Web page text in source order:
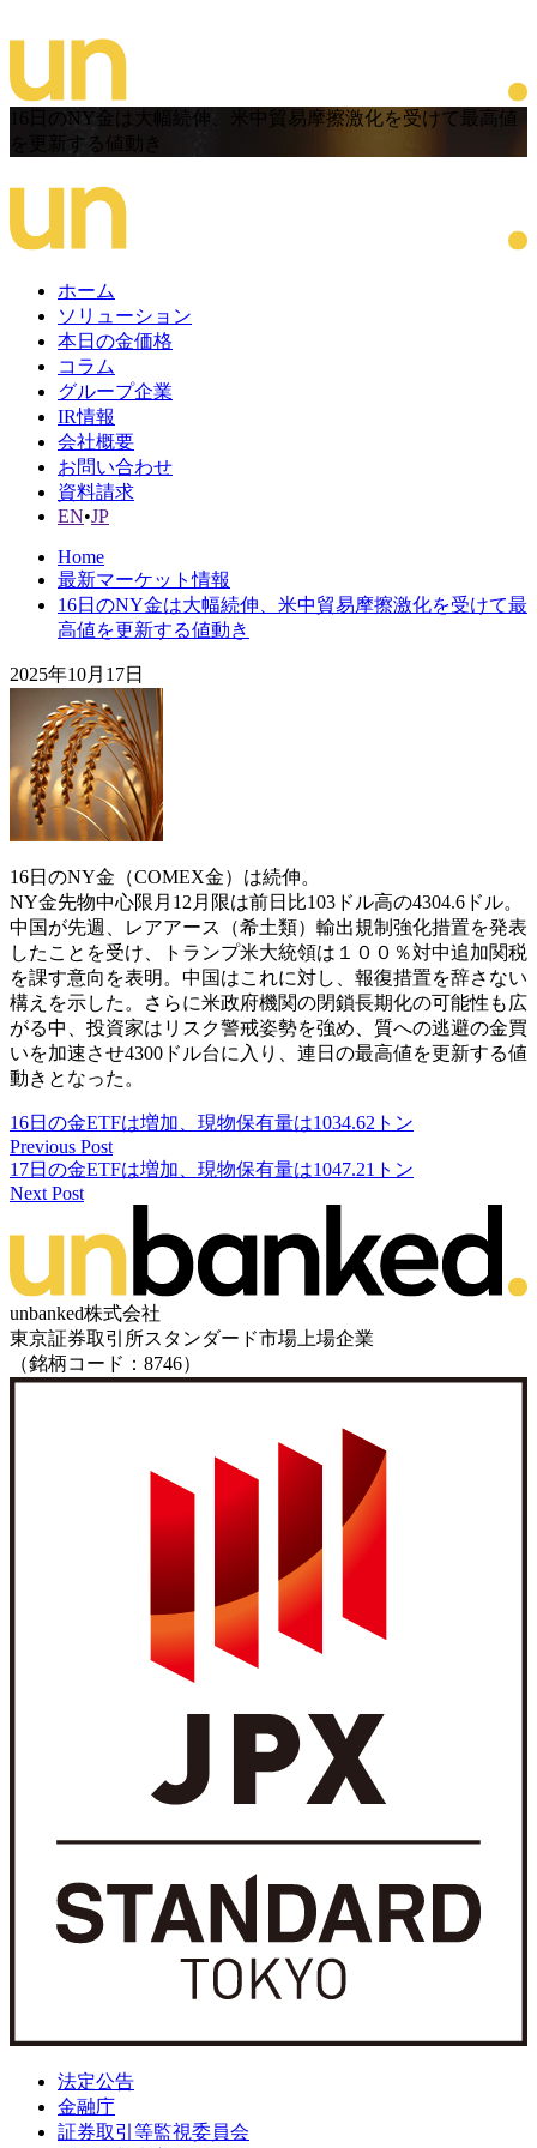
16日のNY金は大幅続伸、米中貿易摩擦激化を受けて最高値
を更新する値動き
ホーム
ソリューション
本日の金価格
コラム
グループ企業
IR情報
会社概要
お問い合わせ
資料請求
EN•JP
Home
最新マーケット情報
16日のNY金は大幅続伸、米中貿易摩擦激化を受けて最
高値を更新する値動き
2025年10月17日
16日のNY金（COMEX金）は続伸。
NY金先物中心限月12月限は前日比103ドル高の4304.6ドル。
中国が先週、レアアース（希土類）輸出規制強化措置を発表
したことを受け、トランプ米大統領は１００％対中追加関税
を課す意向を表明。中国はこれに対し、報復措置を辞さない
構えを示した。さらに米政府機関の閉鎖長期化の可能性も広
がる中、投資家はリスク警戒姿勢を強め、質への逃避の金買
いを加速させ4300ドル台に入り、連日の最高値を更新する値
動きとなった。
16日の金ETFは増加、現物保有量は1034.62トン
Previous Post
17日の金ETFは増加、現物保有量は1047.21トン
Next Post
unbanked株式会社
東京証券取引所スタンダード市場上場企業
（銘柄コード：8746）
法定公告
金融庁
証券取引等監視委員会